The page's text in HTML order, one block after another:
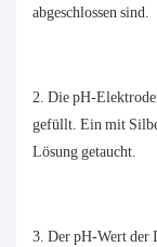
abgeschlossen sind.
2. Die pH-
gefüllt. Ein mit
Lösung getaucht.
3. Der pH-Wert der